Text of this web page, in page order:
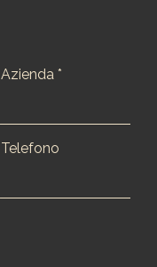
Azienda
Telefono